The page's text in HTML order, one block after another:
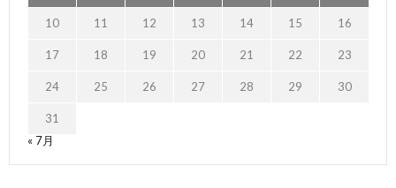
10 11 12 13 14 15 16
17 18 19 20 21 22 23
24 25 26 27 28 29 30
31
« 7月